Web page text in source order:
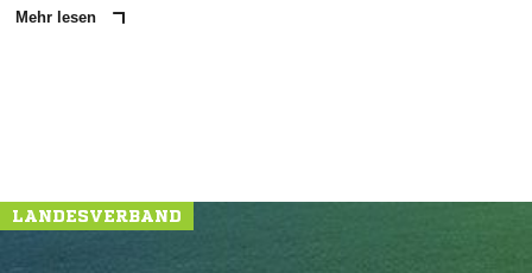
Mehr lesen
LANDESVERBAND